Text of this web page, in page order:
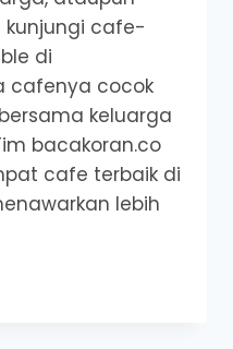
kunjungi cafe-
di
cafenya cocok
keluarga
bacakoran.co
cafe terbaik di
lebih